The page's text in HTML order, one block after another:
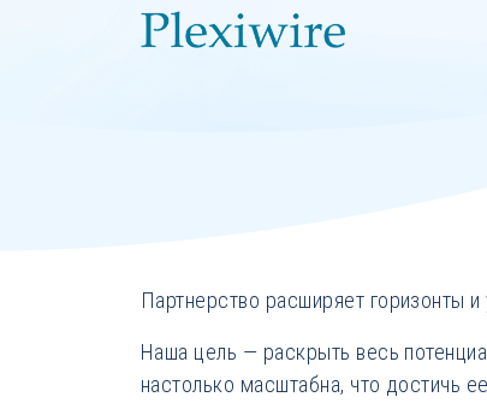
Партнерство расширяет горизонты
Наша цель — раскрыть весь
настолько масштабна, что достичь